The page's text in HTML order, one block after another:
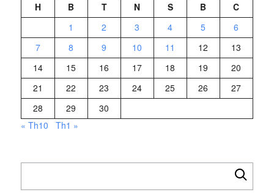
H
B T N S B
C
1
2 3 4 5
6
7
8 9 10 11 12
13
14
15 16 17 18 19
20
21
22 23 24 25 26
27
28
29
30
« Th10
Th1 »